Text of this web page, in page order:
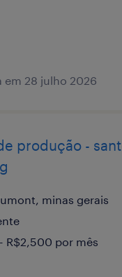
em 28 julho 2026
produção -
minas gerais
R$2,500 por mês